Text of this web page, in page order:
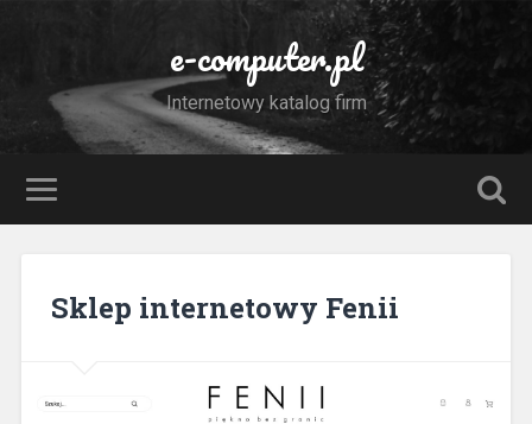
e-computer.pl
Internetowy katalog firm
Sklep internetowy Fenii